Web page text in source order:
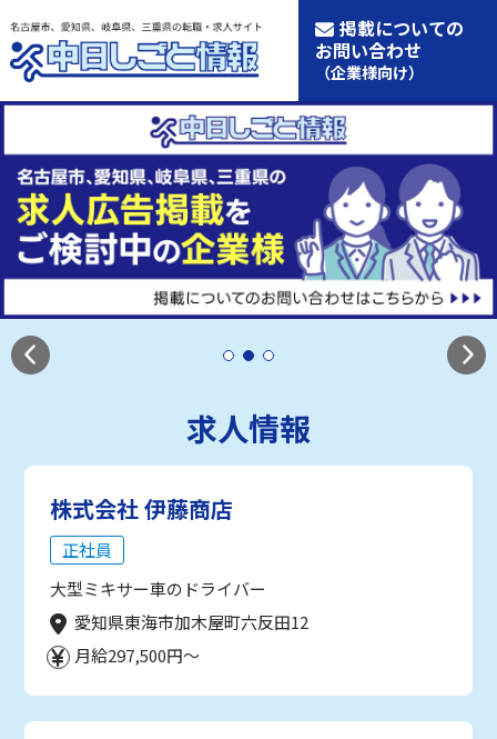
掲載についての
お問い合わせ
（企業様向け）
求人情報
株式会社 伊藤商店
正社員
大型ミキサー車のドライバー
愛知県東海市加木屋町六反田12
月給297,500円～